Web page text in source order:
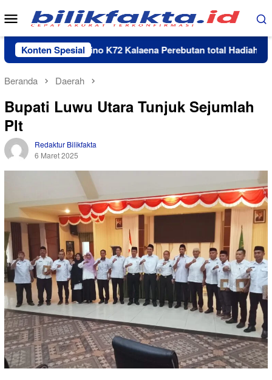
Loncat
ke
konten
Menu
Mobile
Konten Spesial
Domino K72 Kalaena Perebutan total Hadiah Rp 35
Beranda Daerah
Bupati Luwu Utara Tunjuk Sejumlah
Plt
Redaktur Bilikfakta
6 Maret 2025